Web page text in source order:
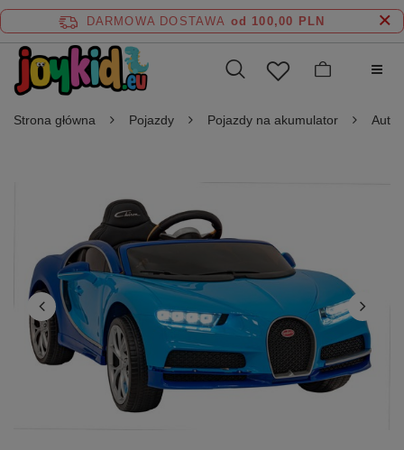
DARMOWA DOSTAWA od 100,00 PLN
Strona główna Pojazdy Pojazdy na akumulator Auta